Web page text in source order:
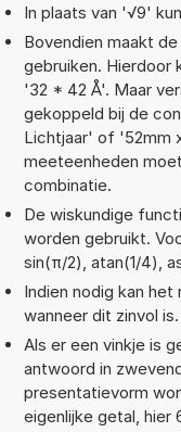
In plaats van '√9'
Bovendien maakt
gebruiken. Hierdoor
'32 * 42 Å'. Maar
gekoppeld bij de
Lichtjaar' of '52mm
meeteenheden
combinatie.
De wiskundige
worden gebruikt.
sin(π/2), atan(1/4),
Indien nodig kan
wanneer dit zinvol is.
Als er een vinkje is
antwoord in
presentatievorm
eigenlijke getal, hier